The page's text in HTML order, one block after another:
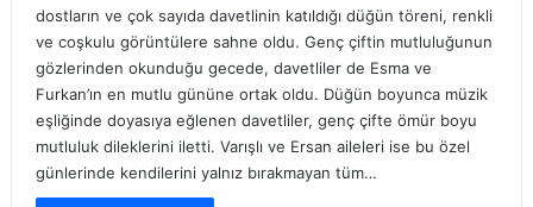
dostların ve çok sayıda davetlinin katıldığı düğün töreni, renkli
ve coşkulu görüntülere sahne oldu. Genç çiftin mutluluğunun
gözlerinden okunduğu gecede, davetliler de Esma ve
Furkan’ın en mutlu gününe ortak oldu. Düğün boyunca müzik
eşliğinde doyasıya eğlenen davetliler, genç çifte ömür boyu
mutluluk dileklerini iletti. Varışlı ve Ersan aileleri ise bu özel
günlerinde kendilerini yalnız bırakmayan tüm…